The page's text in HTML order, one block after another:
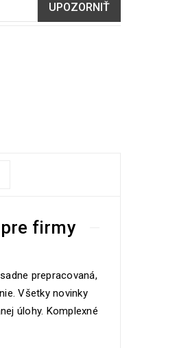
UPOZORNIŤ
firmy
prepracovaná,
Všetky novinky
úlohy. Komplexné